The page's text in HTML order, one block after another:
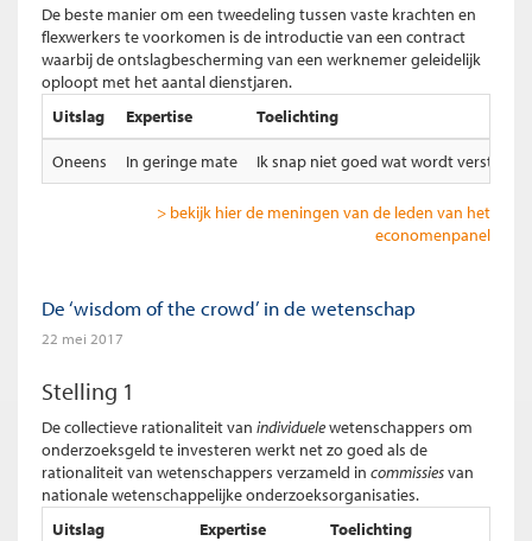
De beste manier om een tweedeling tussen vaste krachten en
flexwerkers te voorkomen is de introductie van een contract
waarbij de ontslagbescherming van een werknemer geleidelijk
oploopt met het aantal dienstjaren.
Uitslag
Expertise Toelichting
Oneens In geringe mate Ik snap niet goed wat wordt verstaan
> bekijk hier de meningen van de leden van het
economenpanel
De ‘wisdom of the crowd’ in de wetenschap
22 mei 2017
Stelling 1
De collectieve rationaliteit van individuelewetenschappers om
onderzoeksgeld te investeren werkt net zo goed als de
rationaliteit van wetenschappers verzameld in commissiesvan
nationale wetenschappelijke onderzoeksorganisaties.
Uitslag
Expertise Toelichting